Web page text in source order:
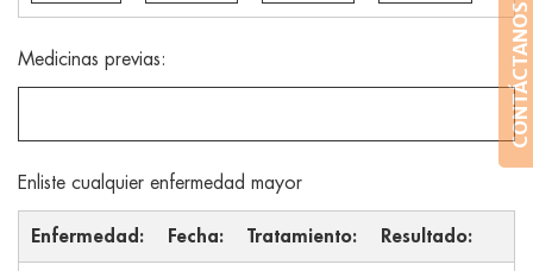
CONTÁCTANOS
Medicinas previas:
Enliste cualquier enfermedad mayor
Enfermedad: Fecha: Tratamiento: Resultado: